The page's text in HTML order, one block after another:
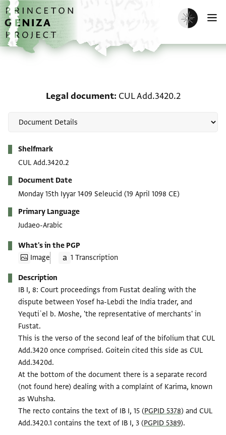
Skip to main content
home
Enable dark
Legal document CUL Add.3420.2
Shelfmark
CUL Add.3420.2
Document Date
Monday 15th Iyyar 1409 Seleucid (19 April 1098 CE)
Primary Language
Judaeo-Arabic
What's in the PGP
Image
1 Transcription
Description
IB I, 8: Court proceedings from Fustat dealing with the
dispute between Yosef ha-Lebdi the India trader, and
Yequtiʾel b. Moshe, 'the representative of merchants' in
Fustat.
This is the verso of the second leaf of the bifolium that CUL
Add.3420 once comprised. Goitein cited this side as CUL
Add.3420d.
At the bottom of the document there is a separate record
(not found here) dealing with a complaint of Karima, known
as Wuhsha.
The recto contains the text of IB I, 15 (PGPID 5378) and CUL
Add.3420.1 contains the text of IB I, 3 (PGPID 5389).